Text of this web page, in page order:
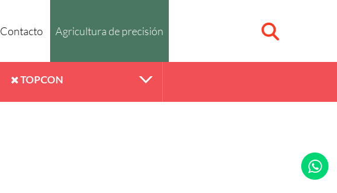
Contacto Agricultura de precisión
TOPCON